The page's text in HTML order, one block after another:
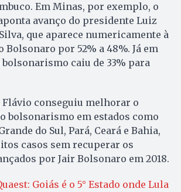
Em Minas, por exemplo, o
avanço do presidente Luiz
que aparece numericamente à
Bolsonaro por 52% a 48%. Já em
bolsonarismo caiu de 33% para
Flávio conseguiu melhorar o
bolsonarismo em estados como
do Sul, Pará, Ceará e Bahia,
casos sem recuperar os
por Jair Bolsonaro em 2018.
Goiás é o 5° Estado onde Lula